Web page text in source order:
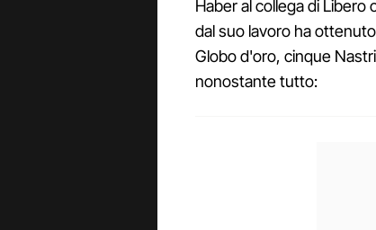
Haber al collega di
dal suo lavoro ha
Globo d'oro, cinque
nonostante tutto: